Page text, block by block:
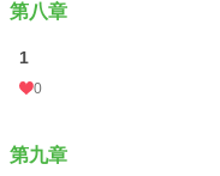
第八章
1
0
第九章